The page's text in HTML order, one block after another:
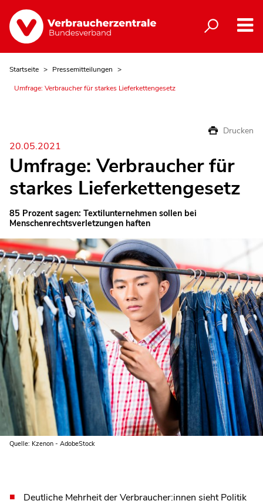
Startseite
Pressemitteilungen
Umfrage: Verbraucher für starkes Lieferkettengesetz
Drucken
20.05.2021
Umfrage: Verbraucher für
starkes Lieferkettengesetz
85 Prozent sagen: Textilunternehmen sollen bei
Menschenrechtsverletzungen haften
Quelle: Kzenon - AdobeStock
Deutliche Mehrheit der Verbraucher:innen sieht Politik